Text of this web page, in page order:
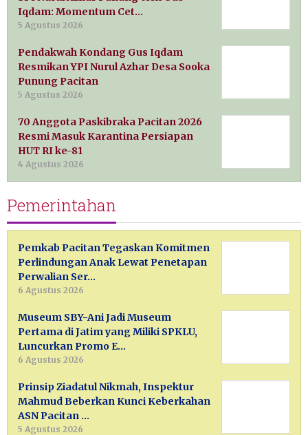
Iqdam: Momentum Cet…
5 Agustus 2026
Pendakwah Kondang Gus Iqdam
Resmikan YPI Nurul Azhar Desa Sooka
Punung Pacitan
5 Agustus 2026
70 Anggota Paskibraka Pacitan 2026
Resmi Masuk Karantina Persiapan
HUT RI ke-81
4 Agustus 2026
Pemerintahan
Pemkab Pacitan Tegaskan Komitmen
Perlindungan Anak Lewat Penetapan
Perwalian Ser…
6 Agustus 2026
Museum SBY-Ani Jadi Museum
Pertama di Jatim yang Miliki SPKLU,
Luncurkan Promo E…
6 Agustus 2026
Prinsip Ziadatul Nikmah, Inspektur
Mahmud Beberkan Kunci Keberkahan
ASN Pacitan …
5 Agustus 2026